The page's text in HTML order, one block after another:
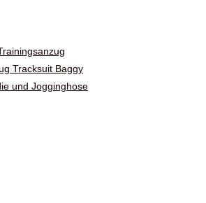
Tracksuit Baggy
und Jogginghose